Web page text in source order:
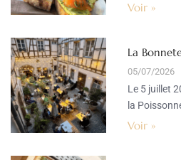
Voir »
La
05/07/2026
Le 5 juillet
la
Voir »